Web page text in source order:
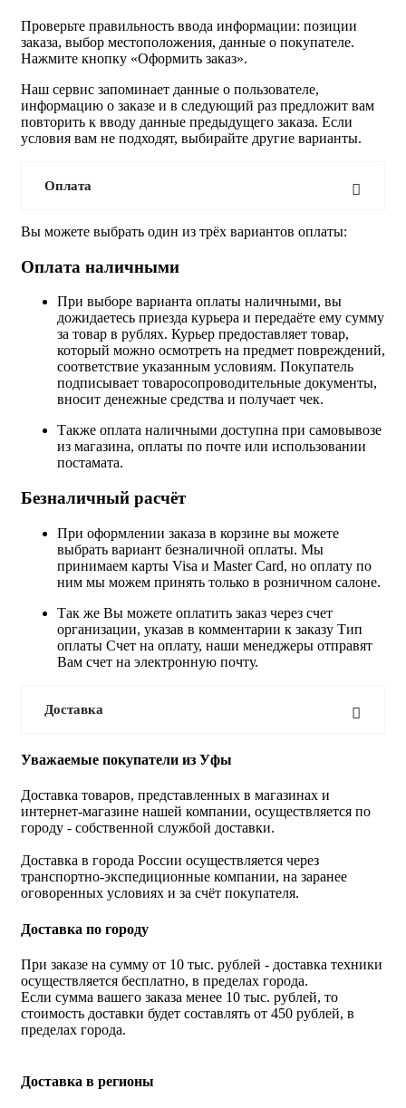
Проверьте правильность ввода информации: позиции
заказа, выбор местоположения, данные о покупателе.
Нажмите кнопку «Оформить заказ».
Наш сервис запоминает данные о пользователе,
информацию о заказе и в следующий раз предложит вам
повторить к вводу данные предыдущего заказа. Если
условия вам не подходят, выбирайте другие варианты.
Оплата
Вы можете выбрать один из трёх вариантов оплаты:
Оплата наличными
При выборе варианта оплаты наличными, вы
дожидаетесь приезда курьера и передаёте ему сумму
за товар в рублях. Курьер предоставляет товар,
который можно осмотреть на предмет повреждений,
соответствие указанным условиям. Покупатель
подписывает товаросопроводительные документы,
вносит денежные средства и получает чек.
Также оплата наличными доступна при самовывозе
из магазина, оплаты по почте или использовании
постамата.
Безналичный расчёт
При оформлении заказа в корзине вы можете
выбрать вариант безналичной оплаты. Мы
принимаем карты Visa и Master Card, но оплату по
ним мы можем принять только в розничном салоне.
Так же Вы можете оплатить заказ через счет
организации, указав в комментарии к заказу Тип
оплаты Счет на оплату, наши менеджеры отправят
Вам счет на электронную почту.
Доставка
Уважаемые покупатели из Уфы
Доставка товаров, представленных в магазинах и
интернет-магазине нашей компании, осуществляется по
городу - собственной службой доставки.
Доставка в города России осуществляется через
транспортно-экспедиционные компании, на заранее
оговоренных условиях и за счёт покупателя.
Доставка по городу
При заказе на сумму от 10 тыс. рублей - доставка техники
осуществляется бесплатно, в пределах города.
Если сумма вашего заказа менее 10 тыс. рублей, то
стоимость доставки будет составлять от 450 рублей, в
пределах города.
Доставка в регионы